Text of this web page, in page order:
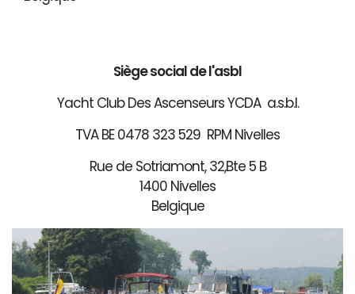
Siège social de l'asbl
Yacht Club Des Ascenseurs YCDA a.s.b.l.
TVA BE 0478 323 529 RPM Nivelles
Rue de Sotriamont, 32,Bte 5 B
1400 Nivelles
Belgique